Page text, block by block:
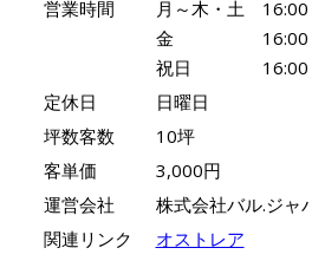
営業時間
月～木・土 16:00
金 16:00～
祝日 16:00～
定休日
日曜日
坪数客数
10坪
客単価
3,000円
運営会社
株式会社バル.ジャ
関連リンク
オストレア